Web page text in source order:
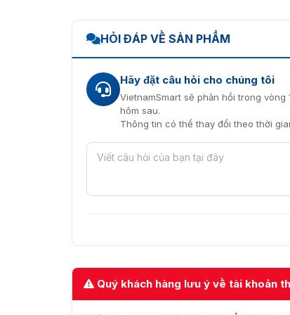
Cửa lồng xoay FTS-E02 được đánh giá
hoàn toàn chống được các tác nhân
kim loại hoặc các tác động từ ngoại lực
HỎI ĐÁP VỀ SẢN PHẨM
Hãy đặt câu hỏi cho chúng tôi
VietnamSmart sẽ phản hồi trong
hôm sau.
Thông tin có thể thay đổi theo thời
Quý khách hàng lưu ý về tài khoản